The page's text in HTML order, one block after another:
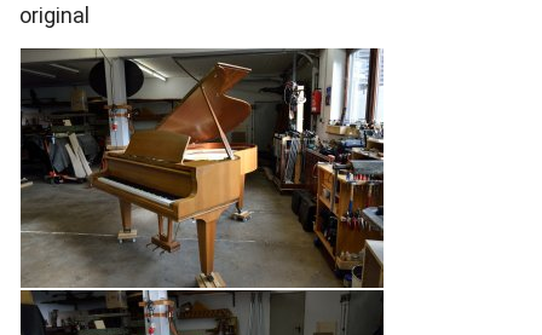
original